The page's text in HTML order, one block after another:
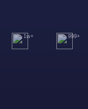
1w+ 999+